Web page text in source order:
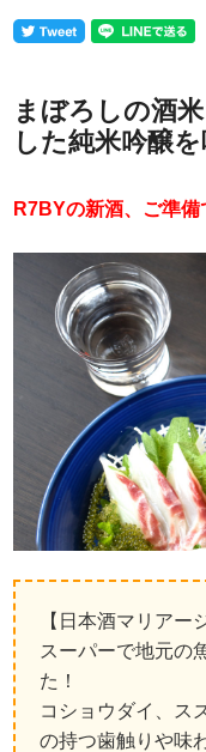
まぼろしの酒
した純米吟醸
R7BYの新酒、ご準備
【日本酒マリアー
スーパーで地元の
た！
コショウダイ、ス
の持つ歯触りや味